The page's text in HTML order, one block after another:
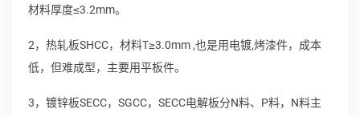
材料厚度≤3.2mm。
2，热轧板SHCC，材料T≥3.0mm ,也是用电镀,烤漆件，成本
低，但难成型，主要用平板件。
3，镀锌板SECC，SGCC，SECC电解板分N料、P料，N料主